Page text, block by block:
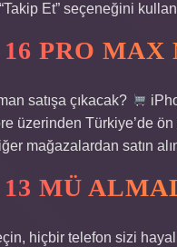
Et” seçeneğini
PRO
satışa çıkacak?
üzerinden Türkiye’de
mağazalardan satın
MÜ
hiçbir telefon sizi hayal